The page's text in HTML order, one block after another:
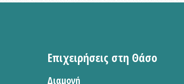
Επιχειρήσεις στη Θάσο
Διαμονή